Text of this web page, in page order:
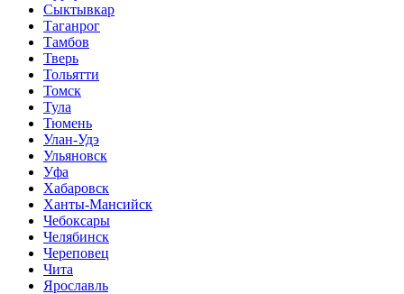
Сыктывкар
Таганрог
Тамбов
Тверь
Тольятти
Томск
Тула
Тюмень
Улан-Удэ
Ульяновск
Уфа
Хабаровск
Ханты-Мансийск
Чебоксары
Челябинск
Череповец
Чита
Ярославль